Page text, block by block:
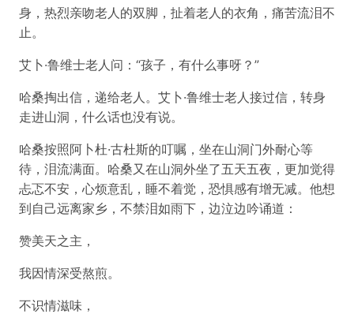
身，热烈亲吻老人的双脚，扯着老人的衣角，痛苦流泪不
止。
艾卜·鲁维士老人问：“孩子，有什么事呀？”
哈桑掏出信，递给老人。艾卜·鲁维士老人接过信，转身
走进山洞，什么话也没有说。
哈桑按照阿卜杜·古杜斯的叮嘱，坐在山洞门外耐心等
待，泪流满面。哈桑又在山洞外坐了五天五夜，更加觉得
忐忑不安，心烦意乱，睡不着觉，恐惧感有增无减。他想
到自己远离家乡，不禁泪如雨下，边泣边吟诵道：
赞美天之主，
我因情深受熬煎。
不识情滋味，